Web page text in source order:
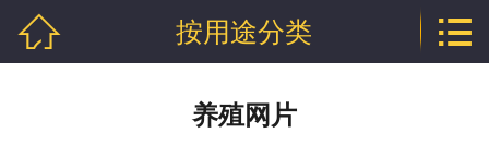
 按用途分类 
养殖网片